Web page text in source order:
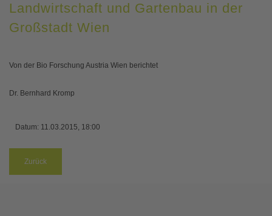
Landwirtschaft und Gartenbau in der
Großstadt Wien
Von der Bio Forschung Austria Wien berichtet
Dr. Bernhard Kromp
Datum: 11.03.2015, 18:00
Zurück